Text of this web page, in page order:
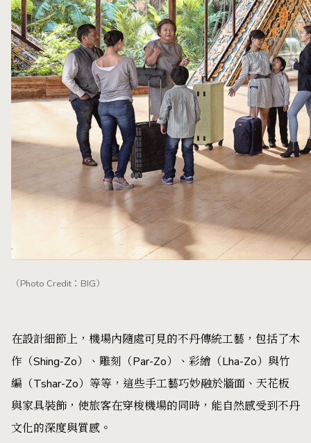
（Photo Credit：BIG）
在設計細節上，機場內隨處可見的不丹傳統工藝，包括了木
作（Shing-Zo）、雕刻（Par-Zo）、彩繪（Lha-Zo）與竹
編（Tshar-Zo）等等，這些手工藝巧妙融於牆面、天花板
與家具裝飾，使旅客在穿梭機場的同時，能自然感受到不丹
文化的深度與質感。